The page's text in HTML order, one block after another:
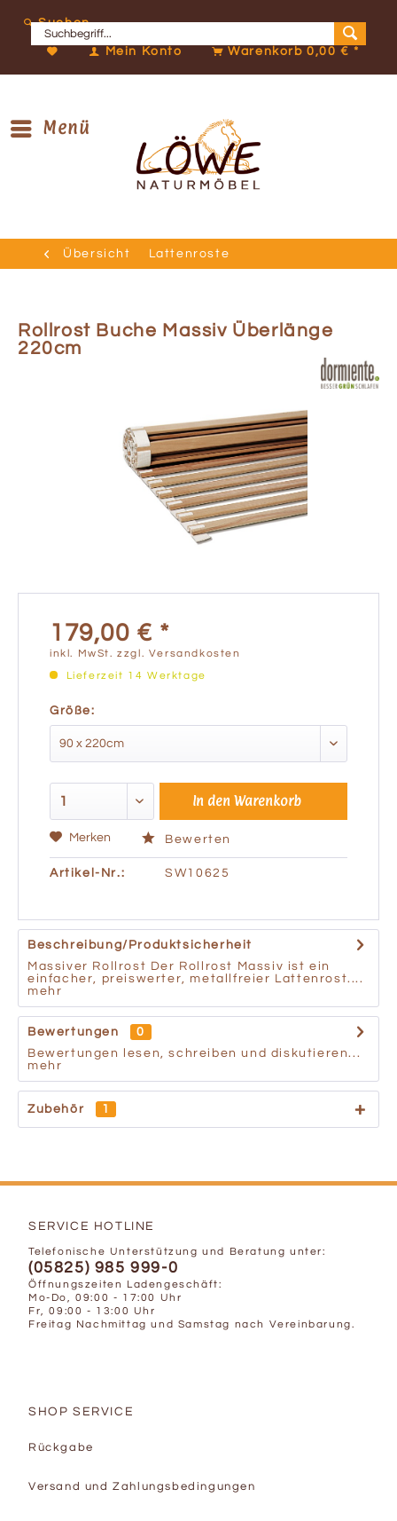
Suchen
Mein Konto Warenkorb0,00 € *
Menü
Übersicht Lattenroste
Rollrost Buche Massiv Überlänge
220cm
179,00 € *
inkl. MwSt.zzgl. Versandkosten
Lieferzeit 14 Werktage
Größe:
In den Warenkorb
Merken Bewerten
Artikel-Nr.: SW10625
Beschreibung/Produktsicherheit
Massiver Rollrost Der Rollrost Massiv ist ein
einfacher, preiswerter, metallfreier Lattenrost....
mehr
Bewertungen
0
Bewertungen lesen, schreiben und diskutieren...
mehr
Zubehör 1
SERVICE HOTLINE
Telefonische Unterstützung und Beratung unter:
(05825) 985 999-0
Öffnungszeiten Ladengeschäft:
Mo-Do, 09:00 - 17:00 Uhr
Fr, 09:00 - 13:00 Uhr
Freitag Nachmittag und Samstag nach Vereinbarung.
SHOP SERVICE
Rückgabe
Versand und Zahlungsbedingungen